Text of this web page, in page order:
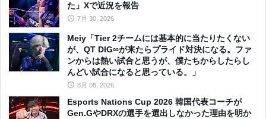
た」Xで近況を報告
7月 30, 2026
Meiy「Tier 2チームには基本的に当たりたくない
が、QT DIG∞が来たらプライド対決になる。ファ
ンからは熱い試合と思うが、僕たちからしたらし
んどい試合になると思っている。」
8月 08, 2026
Esports Nations Cup 2026 韓国代表コーチが
Gen.GやDRXの選手を選出しなかった理由を明か